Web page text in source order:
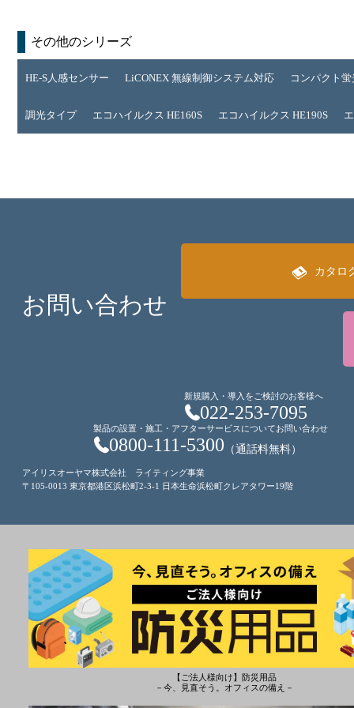
その他のシリーズ
HE-S人感センサー LiCONEX 無線制御システム対応 コンパクト
調光タイプ エコハイルクス HE160S エコハイルクス HE190S
お問い合わせ
カタロ
新規購入・導入をご検討のお客様へ
022-253-7095
製品の設置・施工・アフターサービスについてお問い合わせ
0800-111-5300 （通話料無料）
アイリスオーヤマ株式会社 ライティング事業
〒105-0013 東京都港区浜松町2-3-1 日本生命浜松町クレアタワー19階
【ご法人様向け】防災用品
－今、見直そう。オフィスの備え－